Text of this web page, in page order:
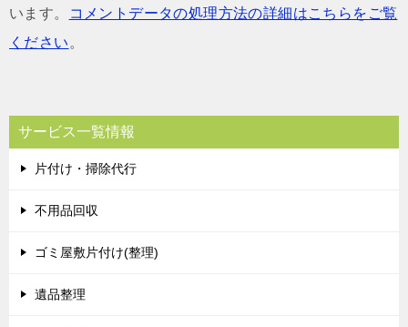
います。
コメントデータの処理方法の詳細はこちらをご覧
ください 。
サービス一覧情報
片付け・掃除代行
不用品回収
ゴミ屋敷片付け(整理)
遺品整理